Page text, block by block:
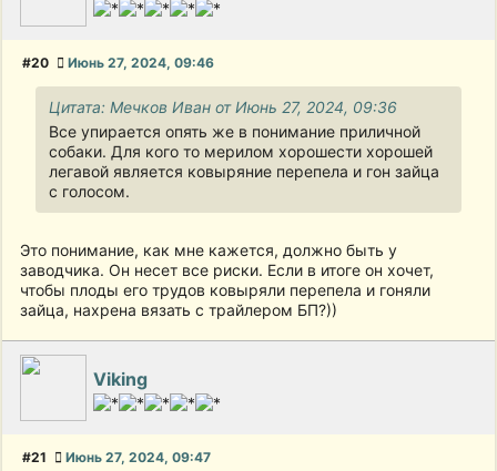
#20 Июнь 27, 2024, 09:46
Цитата: Мечков Иван от Июнь 27, 2024, 09:36
Все упирается опять же в понимание приличной
собаки. Для кого то мерилом хорошести хорошей
легавой является ковыряние перепела и гон зайца
с голосом.
Это понимание, как мне кажется, должно быть у
заводчика. Он несет все риски. Если в итоге он хочет,
чтобы плоды его трудов ковыряли перепела и гоняли
зайца, нахрена вязать с трайлером БП?))
Viking
#21 Июнь 27, 2024, 09:47